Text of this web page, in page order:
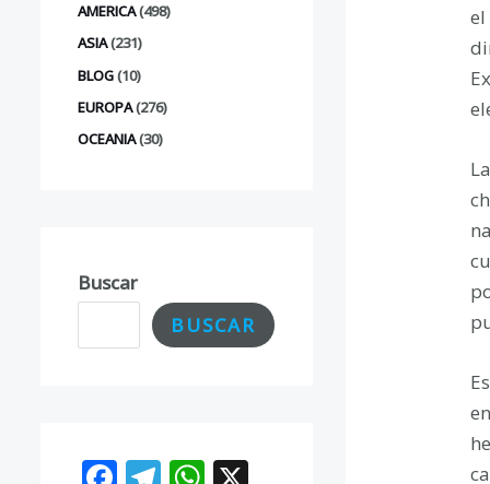
AMERICA(498)
ASIA(231)
BLOG(10)
EUROPA(276)
OCEANIA(30)
Buscar
BUSCAR
el